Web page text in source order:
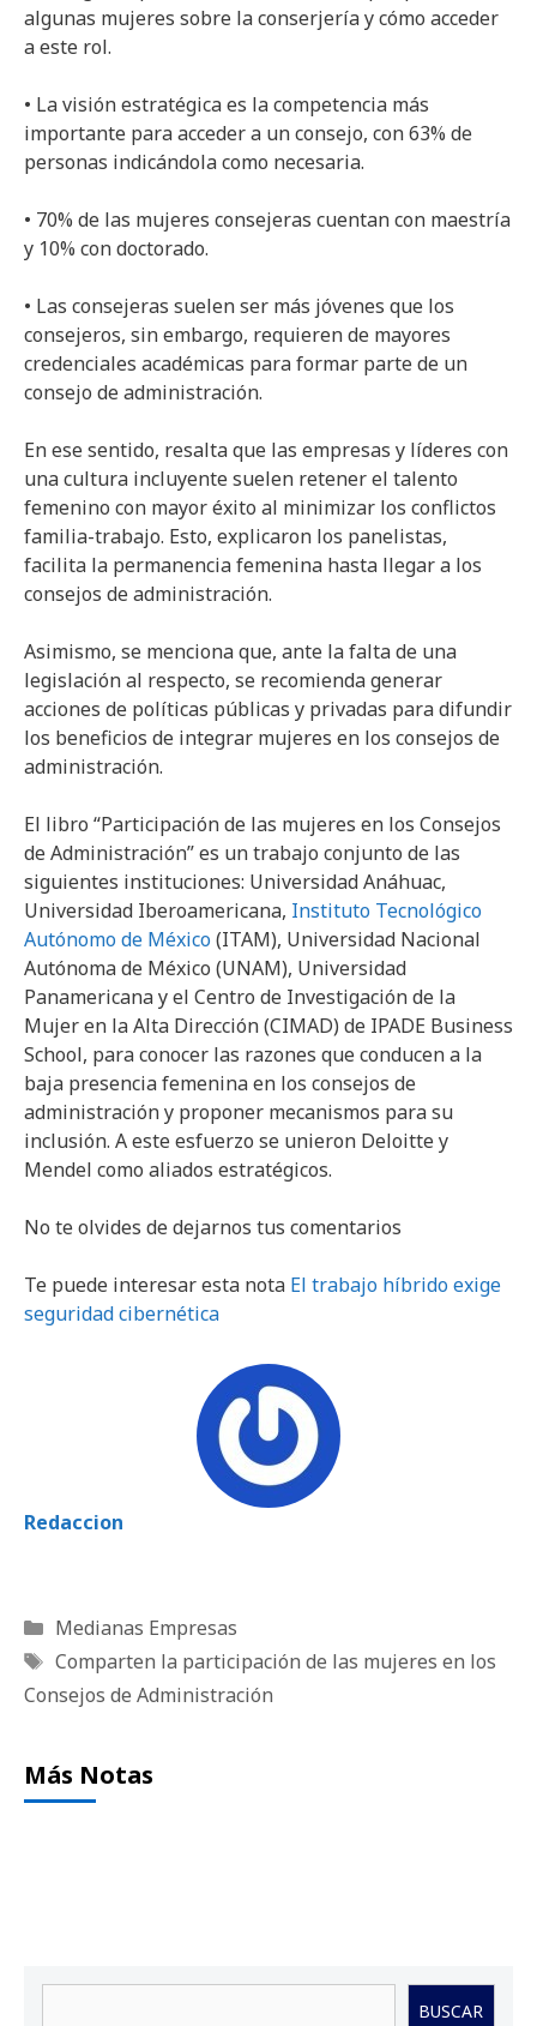
algunas mujeres sobre la conserjería y cómo acceder
a este rol.
• La visión estratégica es la competencia más
importante para acceder a un consejo, con 63% de
personas indicándola como necesaria.
• 70% de las mujeres consejeras cuentan con maestría
y 10% con doctorado.
• Las consejeras suelen ser más jóvenes que los
consejeros, sin embargo, requieren de mayores
credenciales académicas para formar parte de un
consejo de administración.
En ese sentido, resalta que las empresas y líderes con
una cultura incluyente suelen retener el talento
femenino con mayor éxito al minimizar los conflictos
familia-trabajo. Esto, explicaron los panelistas,
facilita la permanencia femenina hasta llegar a los
consejos de administración.
Asimismo, se menciona que, ante la falta de una
legislación al respecto, se recomienda generar
acciones de políticas públicas y privadas para difundir
los beneficios de integrar mujeres en los consejos de
administración.
El libro “Participación de las mujeres en los Consejos
de Administración” es un trabajo conjunto de las
siguientes instituciones: Universidad Anáhuac,
Universidad Iberoamericana, Instituto Tecnológico
Autónomo de México(ITAM), Universidad Nacional
Autónoma de México (UNAM), Universidad
Panamericana y el Centro de Investigación de la
Mujer en la Alta Dirección (CIMAD) de IPADE Business
School, para conocer las razones que conducen a la
baja presencia femenina en los consejos de
administración y proponer mecanismos para su
inclusión. A este esfuerzo se unieron Deloitte y
Mendel como aliados estratégicos.
No te olvides de dejarnos tus comentarios
Te puede interesar esta nota El trabajo híbrido exige
seguridad cibernética
Redaccion
Categorías
Medianas Empresas
Etiquetas
Comparten la participación de las mujeres en los
Consejos de Administración
Más Notas
BUSCAR